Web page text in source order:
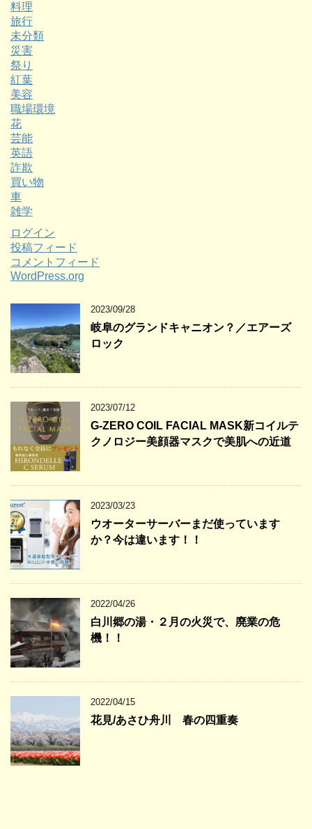
料理
旅行
未分類
災害
祭り
紅葉
美容
職場環境
花
芸能
英語
詐欺
買い物
車
雑学
ログイン
投稿フィード
コメントフィード
WordPress.org
2023/09/28
岐阜のグランドキャニオン？／エアーズ
ロック
2023/07/12
G-ZERO COIL FACIAL MASK新コイルテ
クノロジー美顔器マスクで美肌への近道
2023/03/23
ウオーターサーバーまだ使っています
か？今は違います！！
2022/04/26
白川郷の湯・２月の火災で、廃業の危
機！！
2022/04/15
花見/あさひ舟川 春の四重奏